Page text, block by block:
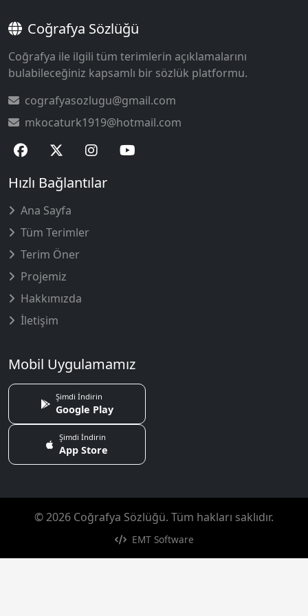
Coğrafya Sözlüğü
Coğrafya ile ilgili tüm terimlerin açıklamalarını
bulabileceğiniz kapsamlı bir sözlük platformu.
cografyasozlugu@gmail.com
mkocaturk1919@hotmail.com
Hızlı Bağlantılar
Ana Sayfa
Tüm Terimler
Terim Öner
Projemiz
Hakkımızda
İletişim
Mobil Uygulamamız
Şimdi İndirin
Google Play
Şimdi İndirin
App Store
© 2026 Coğrafya Sözlüğü. Tüm hakları saklıdır.
EMT Software